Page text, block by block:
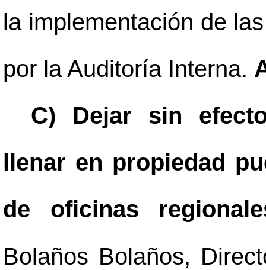
la implementación de
por la Auditoría Interna.
C) Dejar sin
llenar en propiedad
de oficinas
Bolaños Bolaños,